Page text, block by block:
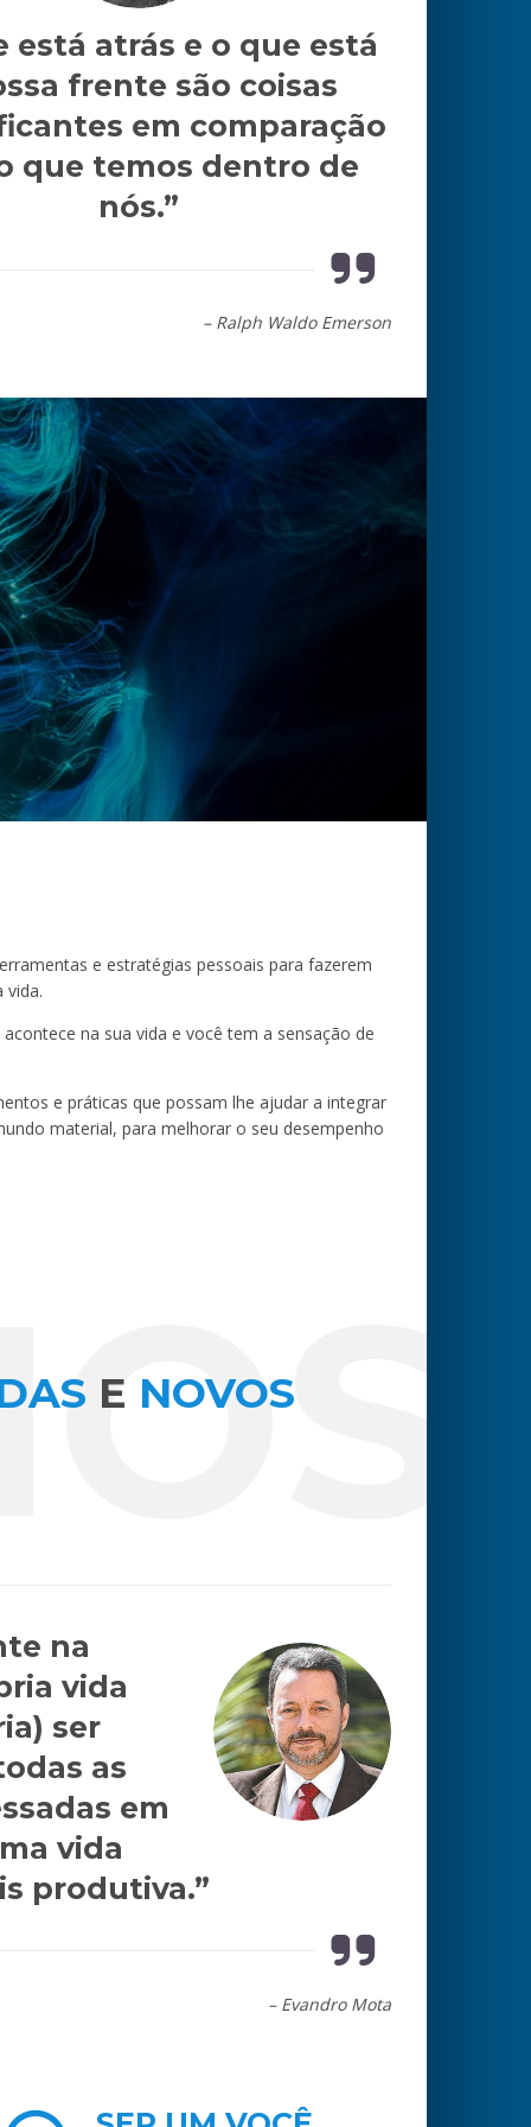
está atrás e o que está
frente são coisas
em comparação
que temos dentro de
nós.”
– Ralph Waldo Emerson
e estratégias pessoais para fazerem
vida.
na sua vida e você tem a sensação de
e práticas que possam lhe ajudar a integrar
material, para melhorar o seu desempenho
E NOVOS
na
vida
ser
as
em
vida
produtiva.”
– Evandro Mota